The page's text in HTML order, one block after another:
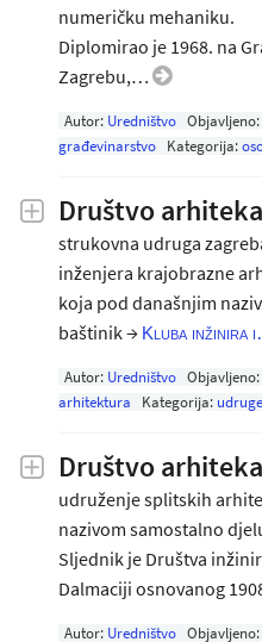
numeričku mehaniku.
Diplomirao je 1968. na
Zagrebu,…
Autor: Uredništvo Objavljeno:
građevinarstvo
Kategorija:
Društvo
strukovna udruga
inženjera krajobrazne
koja pod današnjim
baštinik → Kluba inžinira
Autor: Uredništvo Objavljeno:
arhitektura
Kategorija: udruge
Društvo
udruženje splitskih
nazivom samostalno
Sljednik je Društva
Dalmaciji osnovanog
Autor: Uredništvo Objavljeno: